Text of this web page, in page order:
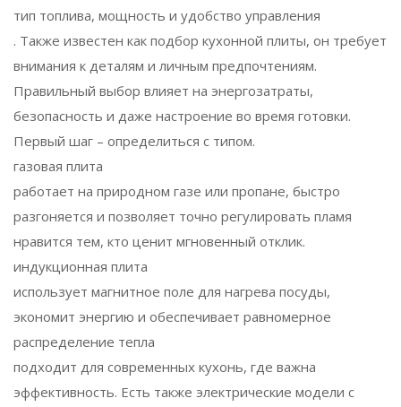
тип топлива, мощность и удобство управления
. Также известен как подбор кухонной плиты, он требует
внимания к деталям и личным предпочтениям.
Правильный выбор влияет на энергозатраты,
безопасность и даже настроение во время готовки.
Первый шаг – определиться с типом.
газовая плита
работает на природном газе или пропане, быстро
разгоняется и позволяет точно регулировать пламя
нравится тем, кто ценит мгновенный отклик.
индукционная плита
использует магнитное поле для нагрева посуды,
экономит энергию и обеспечивает равномерное
распределение тепла
подходит для современных кухонь, где важна
эффективность. Есть также электрические модели с